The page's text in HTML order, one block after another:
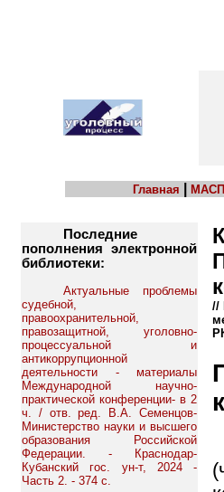
Главная МАСП
Последние
пополнения электронной
библиотеки:
Актуальные проблемы
судебной,
правоохранительной,
правозащитной, уголовно-
процессуальной и
антикоррупционной
деятельности - материалы
Международной научно-
практической конференции- в 2
ч. / отв. ред. В.А. Семенцов-
Министерство науки и высшего
образования Российской
Федерации. - Краснодар-
Кубанский гос. ун-т, 2024 -
Часть 2. - 374 с.
//